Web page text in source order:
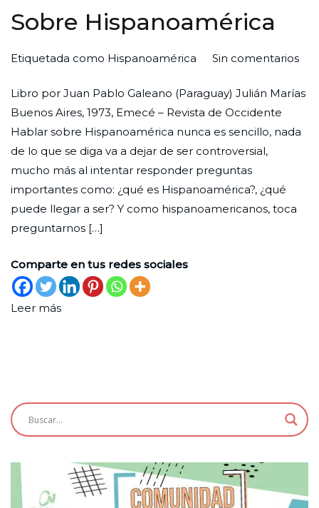
Sobre Hispanoamérica
Por
Ciudad
Nueva
Publicada
24
de
febrero
de
2023
Publicada
Arte
y
Espectáculo
Etiquetada como Hispanoamérica Sin comentariosen
Libro por Juan Pablo Galeano (Paraguay) Julián Marías
Buenos Aires, 1973, Emecé – Revista de Occidente
Hablar sobre Hispanoamérica nunca es sencillo, nada
de lo que se diga va a dejar de ser controversial,
mucho más al intentar responder preguntas
importantes como: ¿qué es Hispanoamérica?, ¿qué
puede llegar a ser? Y como hispanoamericanos, toca
preguntarnos […]
Comparte en tus redes sociales
Leer más